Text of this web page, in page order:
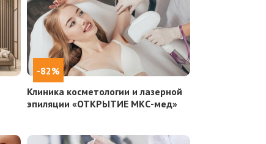
-82%
Клиника косметологии и лазерной
эпиляции «ОТКРЫТИЕ МКС-мед»